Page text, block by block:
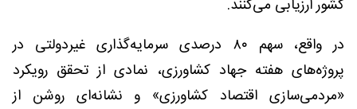
کشور ارزیابی می‌کنند.
در واقع، سهم ۸۰ درصدی سرمایه‌گذاری غیردولتی در
پروژه‌های هفته جهاد کشاورزی، نمادی از تحقق رویکرد
«مردمی‌سازی اقتصاد کشاورزی» و نشانه‌ای روشن از